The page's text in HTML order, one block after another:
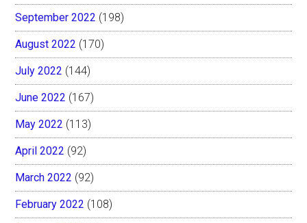
September 2022 (198)
August 2022 (170)
July 2022 (144)
June 2022 (167)
May 2022 (113)
April 2022 (92)
March 2022 (92)
February 2022 (108)